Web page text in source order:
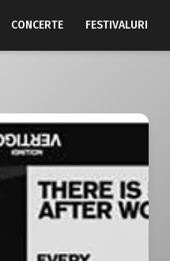
CONCERTE FESTIVALURI